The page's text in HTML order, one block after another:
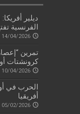
ديلير
الفرنسية
14/04/2026
كرونشتات
10/04/2026
الحرب في
أفريقيا
05/02/2026